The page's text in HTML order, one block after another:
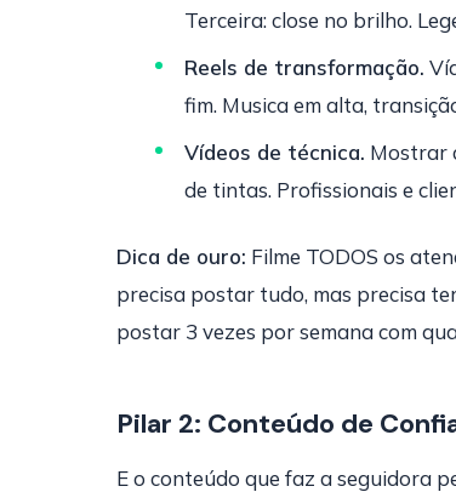
Terceira: close no brilho.
Reels de transformação.
fim. Musica em alta,
Vídeos de técnica. Mostrar
de tintas. Profissionais e
Dica de ouro: Filme TODOS os
precisa postar tudo, mas precisa
postar 3 vezes por semana com
Pilar 2: Conteúdo de
E o conteúdo que faz a seguidora